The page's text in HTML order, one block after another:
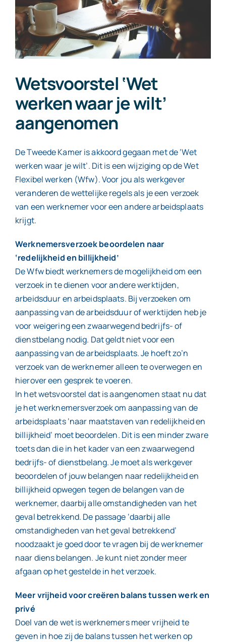
Contact
Wetsvoorstel ‘Wet
werken waar je wilt’
aangenomen
De Tweede Kamer is akkoord gegaan met de ‘Wet
werken waar je wilt’. Dit is een wijziging op de Wet
Flexibel werken (Wfw). Voor jou als werkgever
veranderen de wettelijke regels als je een verzoek
van een werknemer voor een andere arbeidsplaats
krijgt.
Werknemersverzoek beoordelen naar
‘redelijkheid en billijkheid’
De Wfw biedt werknemers de mogelijkheid om een
verzoek in te dienen voor andere werktijden,
arbeidsduur en arbeidsplaats. Bij verzoeken om
aanpassing van de arbeidsduur of werktijden heb je
voor weigering een zwaarwegend bedrijfs- of
dienstbelang nodig. Dat geldt niet voor een
aanpassing van de arbeidsplaats. Je hoeft zo’n
verzoek van de werknemer alleen te overwegen en
hierover een gesprek te voeren.
In het wetsvoorstel dat is aangenomen staat nu dat
je het werknemersverzoek om aanpassing van de
arbeidsplaats ‘naar maatstaven van redelijkheid en
billijkheid’ moet beoordelen. Dit is een minder zware
toets dan die in het kader van een zwaarwegend
bedrijfs- of dienstbelang. Je moet als werkgever
beoordelen of jouw belangen naar redelijkheid en
billijkheid opwegen tegen de belangen van de
werknemer, daarbij alle omstandigheden van het
geval betrekkend. De passage ‘daarbij alle
omstandigheden van het geval betrekkend’
noodzaakt je goed door te vragen bij de werknemer
naar diens belangen. Je kunt niet zonder meer
afgaan op het gestelde in het verzoek.
Meer vrijheid voor creëren balans tussen werk en
privé
Doel van de wet is werknemers meer vrijheid te
geven in hoe zij de balans tussen het werken op